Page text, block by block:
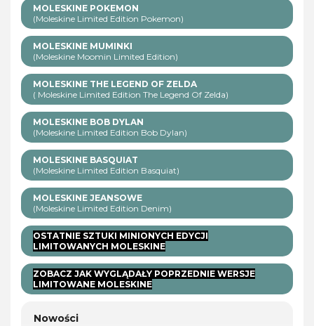
MOLESKINE POKEMON
(Moleskine Limited Edition Pokemon)
MOLESKINE MUMINKI
(Moleskine Moomin Limited Edition)
MOLESKINE THE LEGEND OF ZELDA
( Moleskine Limited Edition The Legend Of Zelda)
MOLESKINE BOB DYLAN
(Moleskine Limited Edition Bob Dylan)
MOLESKINE BASQUIAT
(Moleskine Limited Edition Basquiat)
MOLESKINE JEANSOWE
(Moleskine Limited Edition Denim)
OSTATNIE SZTUKI MINIONYCH EDYCJI
LIMITOWANYCH MOLESKINE
ZOBACZ JAK WYGLĄDAŁY POPRZEDNIE WERSJE
LIMITOWANE MOLESKINE
Nowości